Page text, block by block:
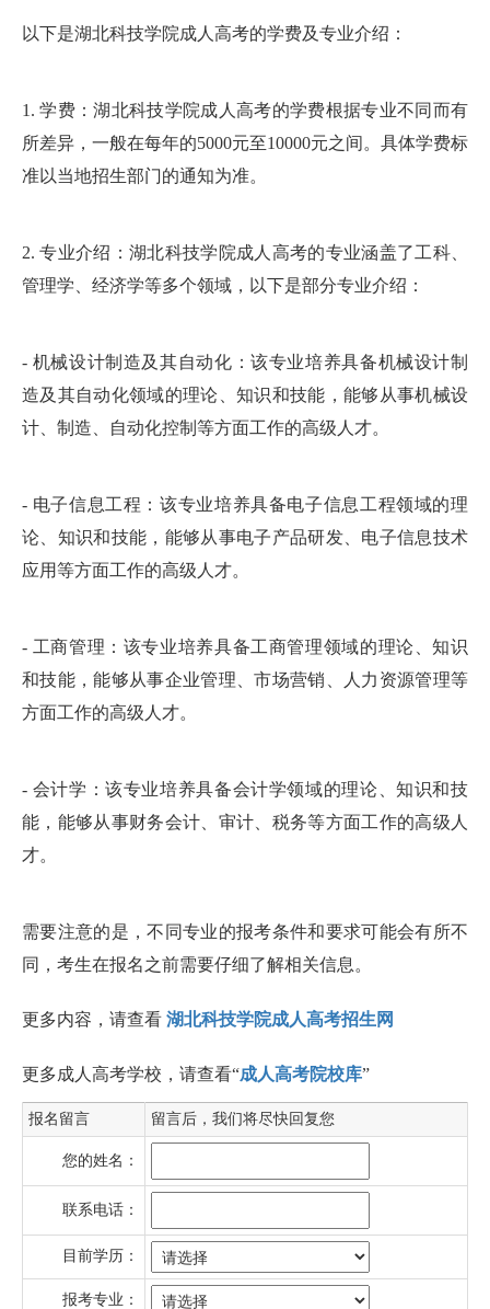
以下是湖北科技学院成人高考的学费及专业介绍：
1. 学费：湖北科技学院成人高考的学费根据专业不同而有
所差异，一般在每年的5000元至10000元之间。具体学费标
准以当地招生部门的通知为准。
2. 专业介绍：湖北科技学院成人高考的专业涵盖了工科、
管理学、经济学等多个领域，以下是部分专业介绍：
- 机械设计制造及其自动化：该专业培养具备机械设计制
造及其自动化领域的理论、知识和技能，能够从事机械设
计、制造、自动化控制等方面工作的高级人才。
- 电子信息工程：该专业培养具备电子信息工程领域的理
论、知识和技能，能够从事电子产品研发、电子信息技术
应用等方面工作的高级人才。
- 工商管理：该专业培养具备工商管理领域的理论、知识
和技能，能够从事企业管理、市场营销、人力资源管理等
方面工作的高级人才。
- 会计学：该专业培养具备会计学领域的理论、知识和技
能，能够从事财务会计、审计、税务等方面工作的高级人
才。
需要注意的是，不同专业的报考条件和要求可能会有所不
同，考生在报名之前需要仔细了解相关信息。
更多内容，请查看 湖北科技学院成人高考招生网
更多成人高考学校，请查看“成人高考院校库”
报名留言 留言后，我们将尽快回复您
您的姓名：
联系电话：
目前学历：
报考专业：